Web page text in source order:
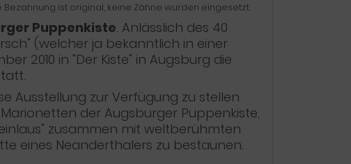
ist original, keine Zähne wurden eingesetzt.
Puppenkiste. Anlässlich des 40
(welcher ja bekanntlich in einer
2010 in "Der Kiste" in Augsburg die
Ausstellung zur Verfügung zu stellen
der Augsburger Puppenkiste,
zusammen mit weltberühmten
eines Neanderthalers zu bestaunen.